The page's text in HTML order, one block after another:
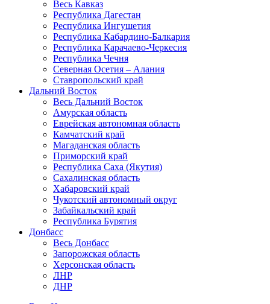
Весь Кавказ
Республика Дагестан
Республика Ингушетия
Республика Кабардино-Балкария
Республика Карачаево-Черкесия
Республика Чечня
Северная Осетия – Алания
Ставропольский край
Дальний Восток
Весь Дальний Восток
Амурская область
Еврейская автономная область
Камчатский край
Магаданская область
Приморский край
Республика Саха (Якутия)
Сахалинская область
Хабаровский край
Чукотский автономный округ
Забайкальский край
Республика Бурятия
Донбасс
Весь Донбасс
Запорожская область
Херсонская область
ЛНР
ДНР